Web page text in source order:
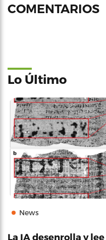
COMENTARIOS
Lo Último
News
La IA desenrolla y